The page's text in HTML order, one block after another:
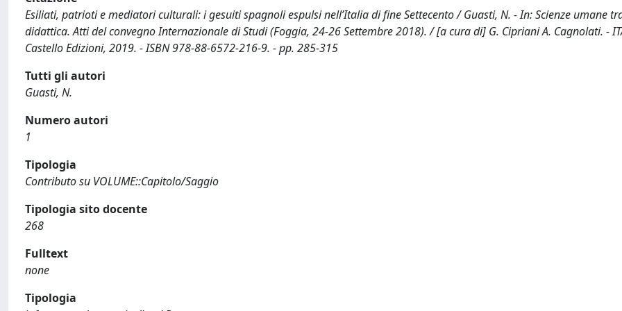
Esiliati, patrioti e mediatori culturali: i gesuiti spagnoli espulsi nell’Italia di fine Settecento / Guasti, N. - In: Scienze umane
didattica. Atti del convegno Internazionale di Studi (Foggia, 24-26 Settembre 2018). / [a cura di] G. Cipriani A. Cagnolati. -
Castello Edizioni, 2019. - ISBN 978-88-6572-216-9. - pp. 285-315
Tutti gli autori
Guasti, N.
Numero autori
1
Tipologia
Contributo su VOLUME::Capitolo/Saggio
Tipologia sito docente
268
Fulltext
none
Tipologia